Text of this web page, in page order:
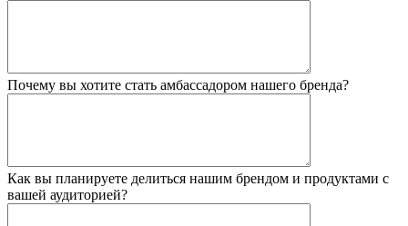
Почему вы хотите стать амбассадором нашего бренда?
Как вы планируете делиться нашим брендом и продуктами с
вашей аудиторией?